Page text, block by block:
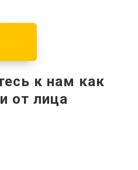
к нам как
от лица